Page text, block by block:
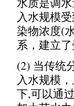
入水规模
染物浓度(
系 ， 建立
(2) 当传统
入水规模 ，
下,可以通